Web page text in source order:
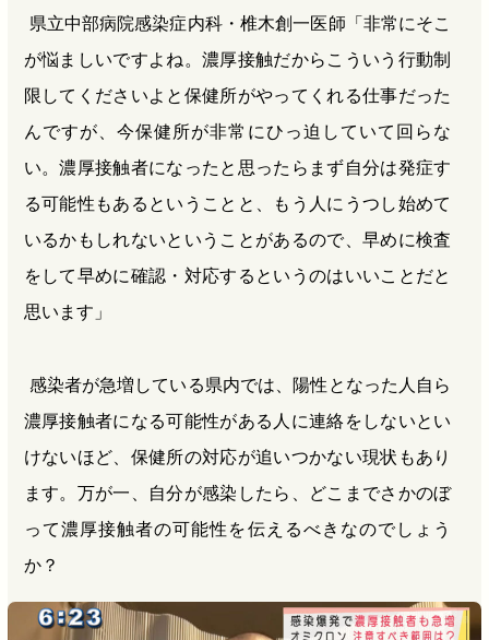
県立中部病院感染症内科・椎木創一医師「非常にそこ
が悩ましいですよね。濃厚接触だからこういう行動制
限してくださいよと保健所がやってくれる仕事だった
んですが、今保健所が非常にひっ迫していて回らな
い。濃厚接触者になったと思ったらまず自分は発症す
る可能性もあるということと、もう人にうつし始めて
いるかもしれないということがあるので、早めに検査
をして早めに確認・対応するというのはいいことだと
思います」
感染者が急増している県内では、陽性となった人自ら
濃厚接触者になる可能性がある人に連絡をしないとい
けないほど、保健所の対応が追いつかない現状もあり
ます。万が一、自分が感染したら、どこまでさかのぼ
って濃厚接触者の可能性を伝えるべきなのでしょう
か？